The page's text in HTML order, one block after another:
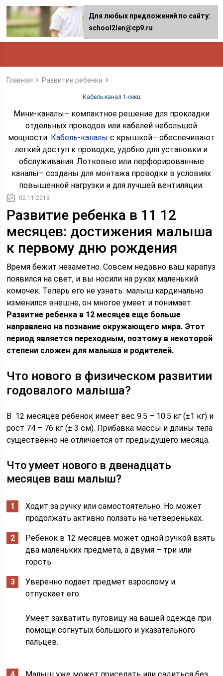
Главная Развитие ребенка
Кабель-канал 1-секц
Мини-каналы– компактное решение для прокладки
отдельных проводов или кабелей небольшой
мощности. Кабель-каналы с крышкой– обеспечивают
легкий доступ к проводке, удобно для установки и
обслуживания. Лотковые или перфорированные
каналы– созданы для монтажа проводки в условиях
повышенной нагрузки и для лучшей вентиляции.
02.11.2019
Развитие ребенка в 11 12
месяцев: достижения малыша
к первому дню рождения
Время бежит незаметно. Совсем недавно ваш карапуз
появился на свет, и вы носили на руках маленький
комочек. Теперь его не узнать: малыш кардинально
изменился внешне, он многое умеет и понимает.
Развитие ребенка в 12 месяцев еще больше
направлено на познание окружающего мира. Этот
период является переходным, поэтому в некоторой
степени сложен для малыша и родителей.
Что нового в физическом развитии
годовалого малыша?
В 12 месяцев ребенок имеет вес 9.5 – 10.5 кг (±1 кг) и
рост 74 – 76 кг (± 3 см). Прибавка массы и длины тела
существенно не отличается от предыдущего месяца.
Что умеет нового в двенадцать
месяцев ваш малыш?
Ходит за ручку или самостоятельно. Но может
продолжать активно ползать на четвереньках.
Ребенок в 12 месяцев может одной ручкой взять
два маленьких предмета, а двумя – три или
горсть.
Уверенно подает предмет взрослому и
отпускает его.
Умеет захватить пуговицу на вашей одежде при
помощи согнутых большого и указательного
пальцев.
Для любых предложений по сайту:
school2len@cp9.ru